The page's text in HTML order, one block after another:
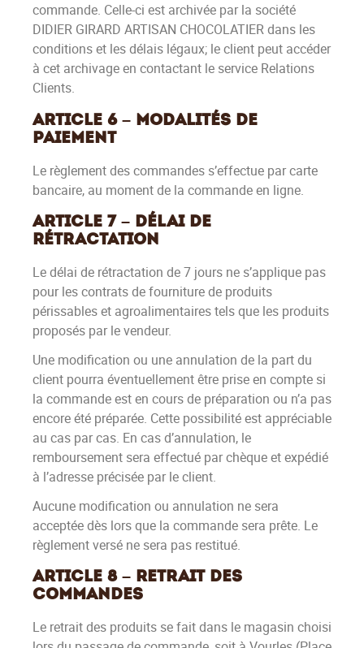
commande. Celle-ci est archivée par la société
DIDIER GIRARD ARTISAN CHOCOLATIER dans les
conditions et les délais légaux; le client peut accéder
à cet archivage en contactant le service Relations
Clients.
Article 6 – Modalités de
paiement
Le règlement des commandes s’effectue par carte
bancaire, au moment de la commande en ligne.
Article 7 – Délai de
rétractation
Le délai de rétractation de 7 jours ne s’applique pas
pour les contrats de fourniture de produits
périssables et agroalimentaires tels que les produits
proposés par le vendeur.
Une modification ou une annulation de la part du
client pourra éventuellement être prise en compte si
la commande est en cours de préparation ou n’a pas
encore été préparée. Cette possibilité est appréciable
au cas par cas. En cas d’annulation, le
remboursement sera effectué par chèque et expédié
à l’adresse précisée par le client.
Aucune modification ou annulation ne sera
acceptée dès lors que la commande sera prête. Le
règlement versé ne sera pas restitué.
Article 8 – Retrait des
commandes
Le retrait des produits se fait dans le magasin choisi